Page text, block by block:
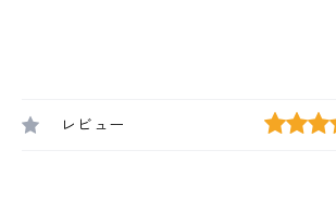
レビュー